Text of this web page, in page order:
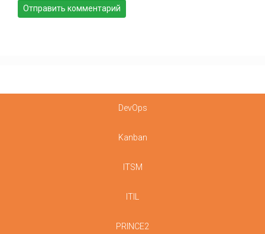
DevOps
Kanban
ITSM
ITIL
PRINCE2